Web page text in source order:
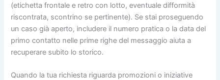
(etichetta frontale e retro con lotto, eventuale difformità
riscontrata, scontrino se pertinente). Se stai proseguendo
un caso già aperto, includere il numero pratica o la data del
primo contatto nelle prime righe del messaggio aiuta a
recuperare subito lo storico.
Quando la tua richiesta riguarda promozioni o iniziative